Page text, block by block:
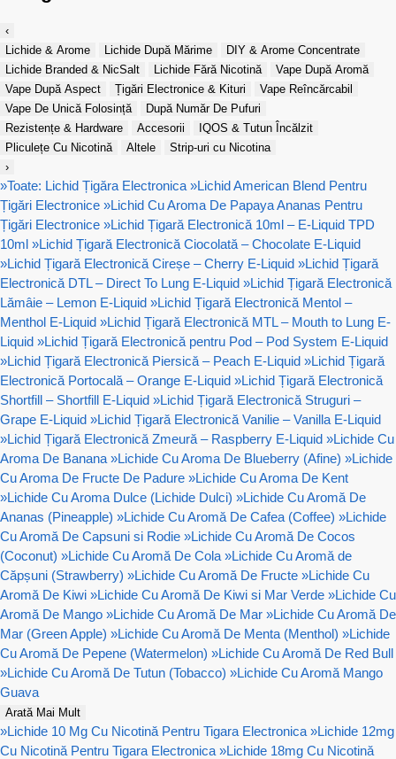
‹
Lichide & Arome
Lichide După Mărime
DIY & Arome Concentrate
Lichide Branded & NicSalt
Lichide Fără Nicotină
Vape După Aromă
Vape După Aspect
Țigări Electronice & Kituri
Vape Reîncărcabil
Vape De Unică Folosință
După Număr De Pufuri
Rezistențe & Hardware
Accesorii
IQOS & Tutun Încălzit
Pliculețe Cu Nicotină
Altele
Strip-uri cu Nicotina
›
»Toate: Lichid Țigăra Electronica »Lichid American Blend Pentru
Țigări Electronice »Lichid Cu Aroma De Papaya Ananas Pentru
Țigări Electronice »Lichid Țigară Electronică 10ml – E-Liquid TPD
10ml »Lichid Țigară Electronică Ciocolată – Chocolate E-Liquid
»Lichid Țigară Electronică Cireșe – Cherry E-Liquid »Lichid Țigară
Electronică DTL – Direct To Lung E-Liquid »Lichid Țigară Electronică
Lămâie – Lemon E-Liquid »Lichid Țigară Electronică Mentol –
Menthol E-Liquid »Lichid Țigară Electronică MTL – Mouth to Lung E-
Liquid »Lichid Țigară Electronică pentru Pod – Pod System E-Liquid
»Lichid Țigară Electronică Piersică – Peach E-Liquid »Lichid Țigară
Electronică Portocală – Orange E-Liquid »Lichid Țigară Electronică
Shortfill – Shortfill E-Liquid »Lichid Țigară Electronică Struguri –
Grape E-Liquid »Lichid Țigară Electronică Vanilie – Vanilla E-Liquid
»Lichid Țigară Electronică Zmeură – Raspberry E-Liquid »Lichide Cu
Aroma De Banana »Lichide Cu Aroma De Blueberry (Afine) »Lichide
Cu Aroma De Fructe De Padure »Lichide Cu Aroma De Kent
»Lichide Cu Aroma Dulce (Lichide Dulci) »Lichide Cu Aromă De
Ananas (Pineapple) »Lichide Cu Aromă De Cafea (Coffee) »Lichide
Cu Aromă De Capsuni si Rodie »Lichide Cu Aromă De Cocos
(Coconut) »Lichide Cu Aromă De Cola »Lichide Cu Aromă de
Căpșuni (Strawberry) »Lichide Cu Aromă De Fructe »Lichide Cu
Aromă De Kiwi »Lichide Cu Aromă De Kiwi si Mar Verde »Lichide Cu
Aromă De Mango »Lichide Cu Aromă De Mar »Lichide Cu Aromă De
Mar (Green Apple) »Lichide Cu Aromă De Menta (Menthol) »Lichide
Cu Aromă De Pepene (Watermelon) »Lichide Cu Aromă De Red Bull
»Lichide Cu Aromă De Tutun (Tobacco) »Lichide Cu Aromă Mango
Guava
Arată Mai Mult
»Lichide 10 Mg Cu Nicotină Pentru Tigara Electronica »Lichide 12mg
Cu Nicotină Pentru Tigara Electronica »Lichide 18mg Cu Nicotină